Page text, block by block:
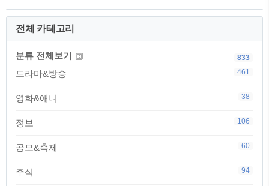
전체 카테고리
분류 전체보기 833
드라마&방송 461
영화&애니 38
정보 106
공모&축제 60
주식 94